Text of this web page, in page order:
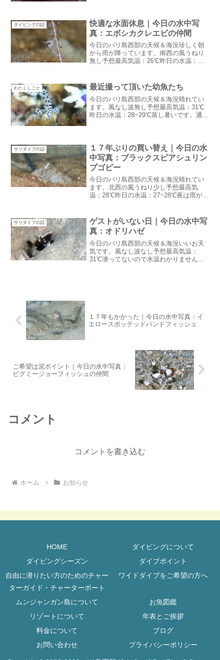
いなあ・・・...
ダイビングの話
快適な水面休息｜今日の水中写
真：エボシカクレエビの仲間
今日のバリ島西部の天候＆海況珍しく朝
から雨が降っています。南西の風うねり
無し予想最高気温：26℃昨日の水温：
しいし朝から降るなんてほぼないのでレ
ア日です。天気...
わたくしごと 最近撮って頂いた幼魚たち
今日のバリ島西部の天候＆海況晴れてい
ます。風なし波無し予想最高気温：31℃
昨日の水温：28~29℃蒸し暑いです。通常
は陸カメラが欲し...
サリダイブの話
１７年ぶりの買い替え｜今日の水
中写真：ブラックスピアシュリン
プゴビー
今日のバリ島西部の天候＆海況晴れてい
ます。北西の風うねり少し予想最高気
温：28℃昨日の水温：27~28℃夜は雨が降
１７年前にボートを作った時に購入した
エンジンがそろそろ...
サリダイブの話
ゲストがいない日｜今日の水中写
真：オドリハゼ
今日のバリ島西部の天候＆海況いいお天
気です。風なし波なし予想最高気温：
31℃潜ってないので水温わかりません昨
１７年もかかった｜今日の水中写真：イ
エロースポッテッドバンドフィッシュ
ご希望は泥ポイント｜今日の水中写真：
ピグミージョーフィッシュの仲間
コメント
コメントを書き込む
ホーム お知らせ
HOME
ダイビングについて
ダイビングシーズン
ダイブポイント
自由に潜りたい方のためのチャー
ターガイド・チャーターボート
ワイドダイブをご希望の方へ
ムンジャンガン島について
お魚図鑑
リゾートについて
年表とご挨拶
料金について
ブログ
お問い合わせ
プライバシーポリシー